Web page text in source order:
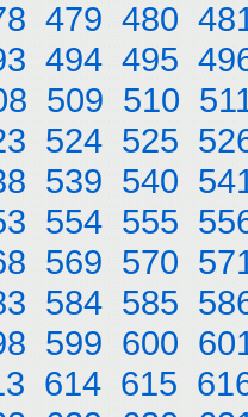
479 480
494 495
509 510
524 525
539 540
554 555
569 570
584 585
599 600
614 615